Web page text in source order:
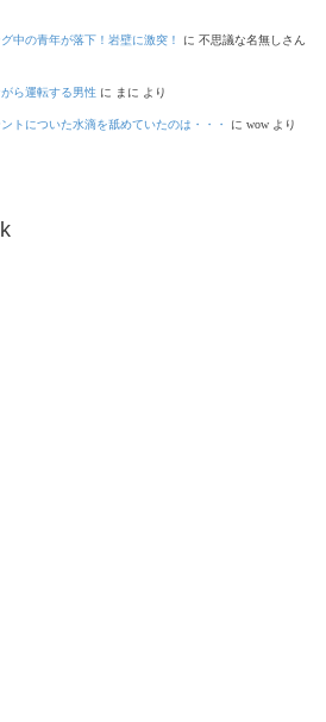
中の青年が落下！岩壁に激突！ に 不思議な名無しさん
ら運転する男性 に まに より
トについた水滴を舐めていたのは・・・ に wow より